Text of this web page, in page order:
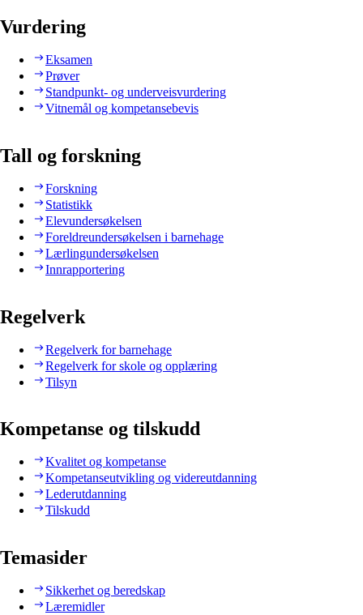
Vurdering
Eksamen
Prøver
Standpunkt- og underveisvurdering
Vitnemål og kompetansebevis
Tall og forskning
Forskning
Statistikk
Elevundersøkelsen
Foreldreundersøkelsen i barnehage
Lærlingundersøkelsen
Innrapportering
Regelverk
Regelverk for barnehage
Regelverk for skole og opplæring
Tilsyn
Kompetanse og tilskudd
Kvalitet og kompetanse
Kompetanseutvikling og videreutdanning
Lederutdanning
Tilskudd
Temasider
Sikkerhet og beredskap
Læremidler